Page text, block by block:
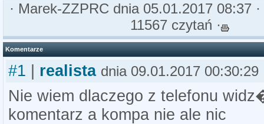
· Marek-ZZPRC dnia 05.01.2017 08:37 ·
11567 czytań ·
Komentarze
#1 realista dnia 09.01.2017 00:30:29
Nie wiem dlaczego z telefonu
komentarz a kompa nie ale nic